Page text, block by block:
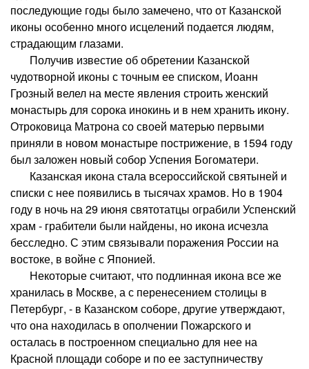
последующие годы было замечено, что от Казанской
иконы особенно много исцелений подается людям,
страдающим глазами.
Получив известие об обретении Казанской
чудотворной иконы с точным ее списком, Иоанн
Грозный велел на месте явления строить женский
монастырь для сорока инокинь и в нем хранить икону.
Отроковица Матрона со своей матерью первыми
приняли в новом монастыре пострижение, в 1594 году
был заложен новый собор Успения Богоматери.
Казанская икона стала всероссийской святыней и
списки с нее появились в тысячах храмов. Но в 1904
году в ночь на 29 июня святотатцы ограбили Успенский
храм - грабители были найдены, но икона исчезла
бесследно. С этим связывали поражения России на
востоке, в войне с Японией.
Некоторые считают, что подлинная икона все же
хранилась в Москве, а с перенесением столицы в
Петербург, - в Казанском соборе, другие утверждают,
что она находилась в ополчении Пожарского и
осталась в построенном специально для нее на
Красной площади соборе и по ее заступничеству